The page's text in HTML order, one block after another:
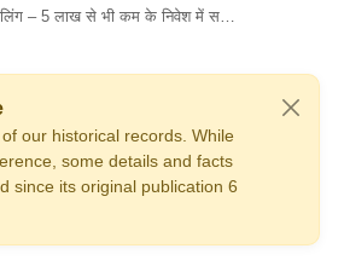
5 लाख से भी कम के निवेश में सबसे बेहतरीन फ्रैंचाइज़ी विकल्प
our historical records. While
some details and facts
since its original publication 6